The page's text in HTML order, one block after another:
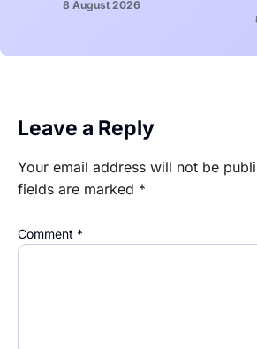
8 August 2026
Leave a Reply
Your email address will not be
fields are marked *
Comment *